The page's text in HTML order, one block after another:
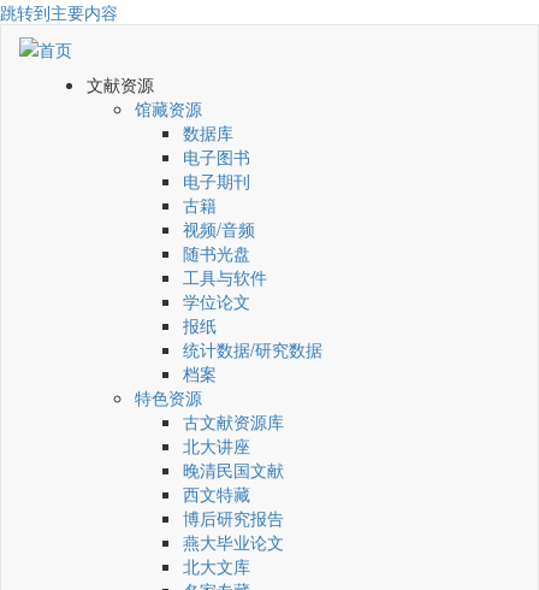
跳转到主要内容
文献资源
馆藏资源
数据库
电子图书
电子期刊
古籍
视频/音频
随书光盘
工具与软件
学位论文
报纸
统计数据/研究数据
档案
特色资源
古文献资源库
北大讲座
晚清民国文献
西文特藏
博后研究报告
燕大毕业论文
北大文库